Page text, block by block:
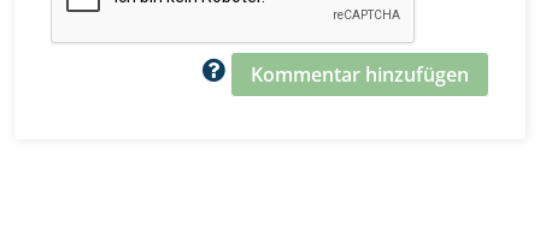
Kommentar hinzufügen